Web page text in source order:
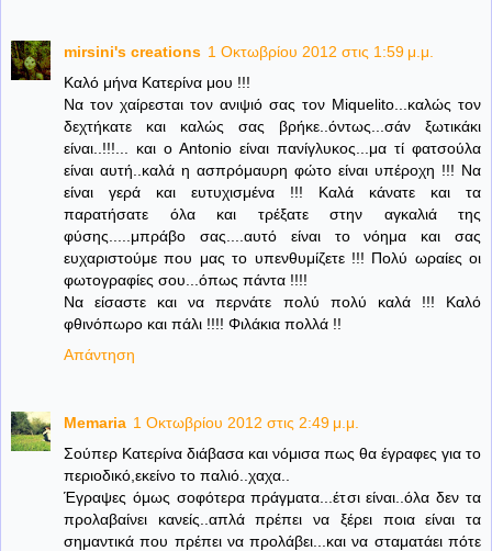
mirsini's creations 1 Οκτωβρίου 2012 στις 1:59 μ.μ.
Καλό μήνα Κατερίνα μου !!!
Να τον χαίρεσται τον ανιψιό σας τον Μiquelito...καλώς τον
δεχτήκατε και καλώς σας βρήκε..όντως...σάν ξωτικάκι
είναι..!!!... και ο Αntonio είναι πανίγλυκος...μα τί φατσούλα
είναι αυτή..καλά η ασπρόμαυρη φώτο είναι υπέροχη !!! Να
είναι γερά και ευτυχισμένα !!! Καλά κάνατε και τα
παρατήσατε όλα και τρέξατε στην αγκαλιά της
φύσης.....μπράβο σας....αυτό είναι το νόημα και σας
ευχαριστούμε που μας το υπενθυμίζετε !!! Πολύ ωραίες οι
φωτογραφίες σου...όπως πάντα !!!!
Να είσαστε και να περνάτε πολύ πολύ καλά !!! Καλό
φθινόπωρο και πάλι !!!! Φιλάκια πολλά !!
Απάντηση
Memaria 1 Οκτωβρίου 2012 στις 2:49 μ.μ.
Σούπερ Κατερίνα διάβασα και νόμισα πως θα έγραφες για το
περιοδικό,εκείνο το παλιό..χαχα..
Έγραψες όμως σοφότερα πράγματα...έτσι είναι..όλα δεν τα
προλαβαίνει κανείς..απλά πρέπει να ξέρει ποια είναι τα
σημαντικά που πρέπει να προλάβει...και να σταματάει πότε